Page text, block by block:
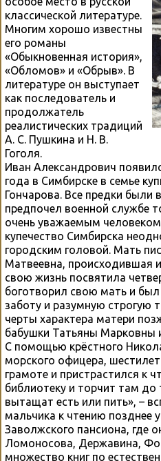
классической литературе.
Многим хорошо известны
его романы
«Обыкновенная история»,
«Обломов» и «Обрыв». В
литературе он выступает
как последователь и
продолжатель
реалистических традиций
А. С. Пушкина и Н. В.
Гоголя.
Иван Александрович
года в Симбирске в семье
Гончарова. Все предки были
предпочел военной службе
очень уважаемым
купечество Симбирска
городским головой. Мать
Матвеевна, происходившая
свою жизнь посвятила
боготворил свою мать и
заботу и разумную строгую
черты характера матери
бабушки Татьяны Марковны
С помощью крёстного
морского офицера,
грамоте и пристрастился к
библиотеку и торчит там до
вытащат есть или пить», –
мальчика к чтению позднее
Заволжского пансиона, где
Ломоносова, Державина,
множество книг по